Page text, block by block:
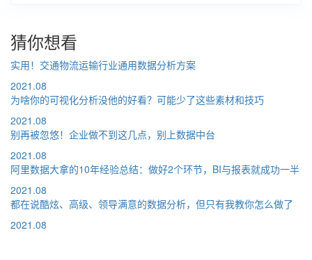
猜你想看
实用！交通物流运输行业通用数据分析方案
2021.08
为啥你的可视化分析没他的好看？可能少了这些素材和技巧
2021.08
别再被忽悠！企业做不到这几点，别上数据中台
2021.08
阿里数据大拿的10年经验总结：做好2个环节，BI与报表就成功一半
2021.08
都在说酷炫、高级、领导满意的数据分析，但只有我教你怎么做了
2021.08